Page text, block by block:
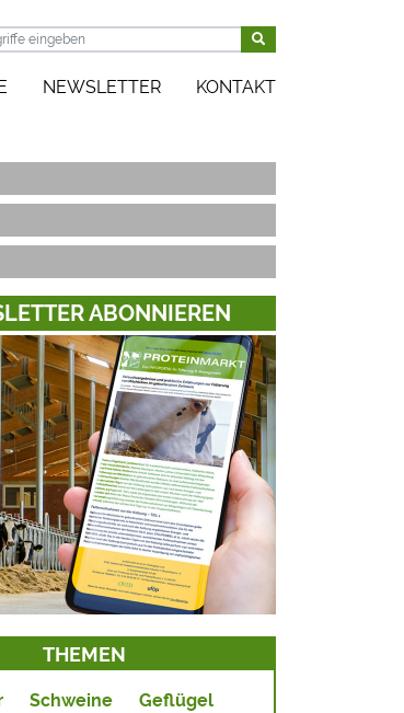
NEWSLETTER KONTAKT
der
ABONNIEREN
THEMEN
Schweine
Geflügel